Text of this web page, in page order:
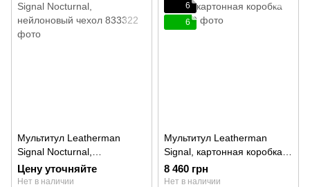
Мультитул Leatherman
Signal Nocturnal,
нейлоновый чехол 833322
Цену уточняйте
Нет в наличии
6
6
Мультитул Leatherman
Signal, картонная коробка
832259
8 460 грн
Нет в наличии